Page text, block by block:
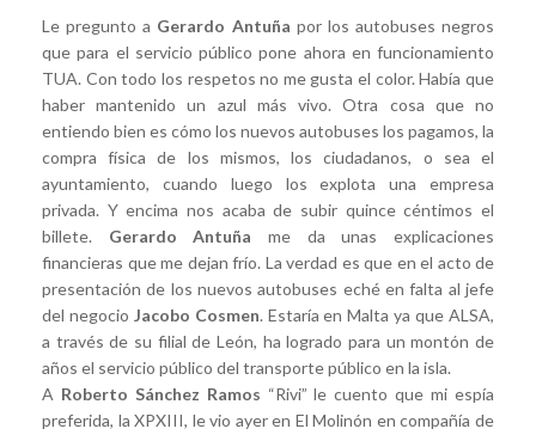
Le pregunto a Gerardo Antuña por los autobuses negros
que para el servicio público pone ahora en funcionamiento
TUA. Con todo los respetos no me gusta el color. Había que
haber mantenido un azul más vivo. Otra cosa que no
entiendo bien es cómo los nuevos autobuses los pagamos, la
compra física de los mismos, los ciudadanos, o sea el
ayuntamiento, cuando luego los explota una empresa
privada. Y encima nos acaba de subir quince céntimos el
billete. Gerardo Antuña me da unas explicaciones
financieras que me dejan frío. La verdad es que en el acto de
presentación de los nuevos autobuses eché en falta al jefe
del negocio Jacobo Cosmen. Estaría en Malta ya que ALSA,
a través de su filial de León, ha logrado para un montón de
años el servicio público del transporte público en la isla.
A Roberto Sánchez Ramos “Rivi” le cuento que mi espía
preferida, la XPXIII, le vio ayer en El Molinón en compañía de